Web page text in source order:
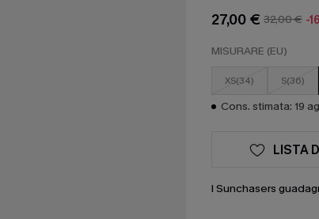
27,00 € 32,00 € -
MISURARE (EU)
XS(34) S(36)
Cons. stimata: 19
LISTA
I Sunchasers